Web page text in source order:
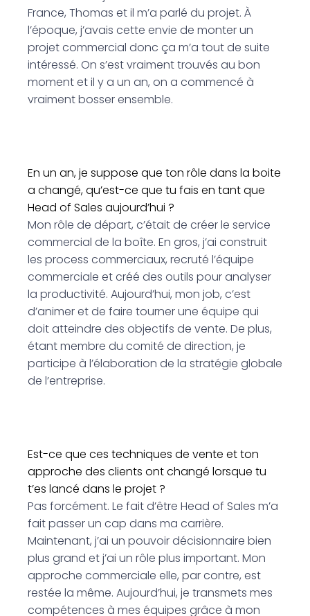
France, Thomas et il m’a parlé du projet. À
l’époque, j’avais cette envie de monter un
projet commercial donc ça m’a tout de suite
intéressé. On s’est vraiment trouvés au bon
moment et il y a un an, on a commencé à
vraiment bosser ensemble.
En un an, je suppose que ton rôle dans la boite
a changé, qu’est-ce que tu fais en tant que
Head of Sales aujourd’hui ?
Mon rôle de départ, c’était de créer le service
commercial de la boîte. En gros, j’ai construit
les process commerciaux, recruté l’équipe
commerciale et créé des outils pour analyser
la productivité. Aujourd’hui, mon job, c’est
d’animer et de faire tourner une équipe qui
doit atteindre des objectifs de vente. De plus,
étant membre du comité de direction, je
participe à l’élaboration de la stratégie globale
de l’entreprise.
Est-ce que ces techniques de vente et ton
approche des clients ont changé lorsque tu
t’es lancé dans le projet ?
Pas forcément. Le fait d’être Head of Sales m’a
fait passer un cap dans ma carrière.
Maintenant, j’ai un pouvoir décisionnaire bien
plus grand et j’ai un rôle plus important. Mon
approche commerciale elle, par contre, est
restée la même. Aujourd’hui, je transmets mes
compétences à mes équipes grâce à mon